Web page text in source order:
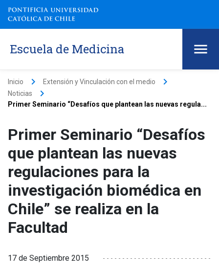
Escuela de Medicina
Inicio keyboard_arrow_right Extensión y Vinculación con el medio keyboard_arrow_right
Noticias keyboard_arrow_right
Primer Seminario “Desafíos que plantean las nuevas regula...
Primer Seminario “Desafíos
que plantean las nuevas
regulaciones para la
investigación biomédica en
Chile” se realiza en la
Facultad
17 de Septiembre 2015